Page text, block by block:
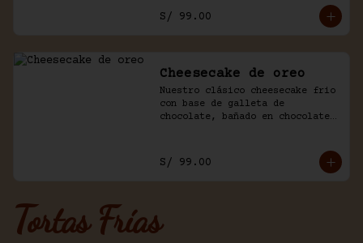
S/ 99.00
Cheesecake de oreo
Nuestro clásico cheesecake frio
con base de galleta de
chocolate, bañado en chocolate
S/ 99.00
Tortas Frías